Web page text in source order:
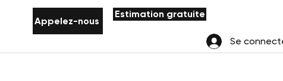
Appelez-nous
Estimation gratuite
Se